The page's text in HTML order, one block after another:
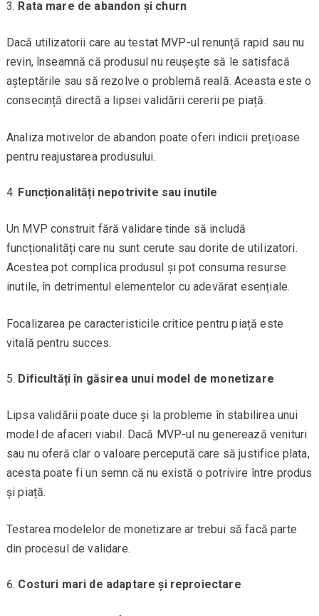
Rata mare de abandon și churn
Dacă utilizatorii care au testat MVP-ul renunță rapid sau nu
revin, înseamnă că produsul nu reușește să le satisfacă
așteptările sau să rezolve o problemă reală. Aceasta este o
consecință directă a lipsei validării cererii pe piață.
Analiza motivelor de abandon poate oferi indicii prețioase
pentru reajustarea produsului.
Funcționalități nepotrivite sau inutile
Un MVP construit fără validare tinde să includă
funcționalități care nu sunt cerute sau dorite de utilizatori.
Acestea pot complica produsul și pot consuma resurse
inutile, în detrimentul elementelor cu adevărat esențiale.
Focalizarea pe caracteristicile critice pentru piață este
vitală pentru succes.
Dificultăți în găsirea unui model de monetizare
Lipsa validării poate duce și la probleme în stabilirea unui
model de afaceri viabil. Dacă MVP-ul nu generează venituri
sau nu oferă clar o valoare percepută care să justifice plata,
acesta poate fi un semn că nu există o potrivire între produs
și piață.
Testarea modelelor de monetizare ar trebui să facă parte
din procesul de validare.
Costuri mari de adaptare și reproiectare